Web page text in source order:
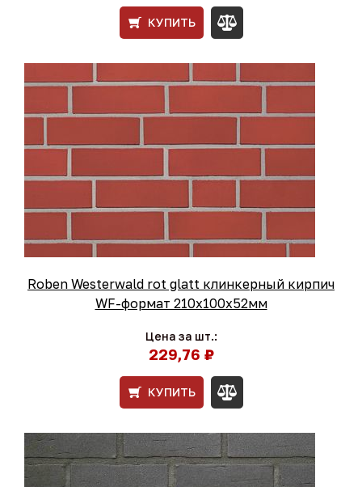
КУПИТЬ
Roben Westerwald rot glatt клинкерный кирпич
WF-формат 210x100x52мм
Цена за шт.:
229,76 ₽
КУПИТЬ